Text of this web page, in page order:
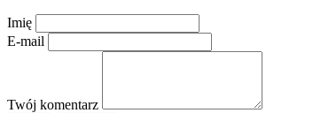
Imię
E-mail
Twój komentarz